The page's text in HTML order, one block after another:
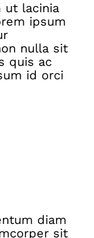
ut lacinia
ipsum
nulla sit
quis ac
id orci
diam
sit